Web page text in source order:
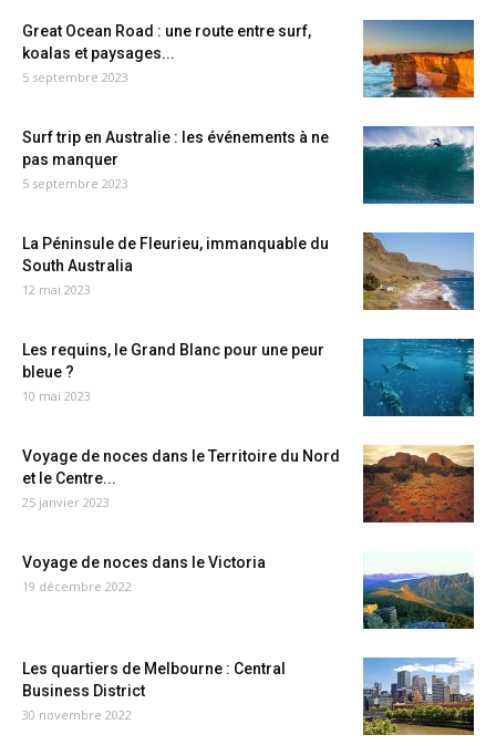
Great Ocean Road : une route entre surf,
koalas et paysages...
5 septembre 2023
Surf trip en Australie : les événements à ne
pas manquer
5 septembre 2023
La Péninsule de Fleurieu, immanquable du
South Australia
12 mai 2023
Les requins, le Grand Blanc pour une peur
bleue ?
10 mai 2023
Voyage de noces dans le Territoire du Nord
et le Centre...
25 janvier 2023
Voyage de noces dans le Victoria
19 décembre 2022
Les quartiers de Melbourne : Central
Business District
30 novembre 2022